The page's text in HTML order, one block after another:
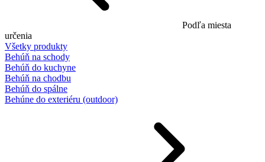
Podľa miesta
určenia
Všetky produkty
Behúň na schody
Behúň do kuchyne
Behúň na chodbu
Behúň do spálne
Behúne do exteriéru (outdoor)